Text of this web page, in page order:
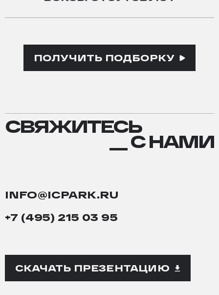
ПОЛУЧИТЬ ПОДБОРКУ
СВЯЖИТЕСЬ
СВЯЖИТЕСЬ
__ С НАМИ
INFO@ICPARK.RU
+7 (495) 215 03 95
СКАЧАТЬ ПРЕЗЕНТАЦИЮ